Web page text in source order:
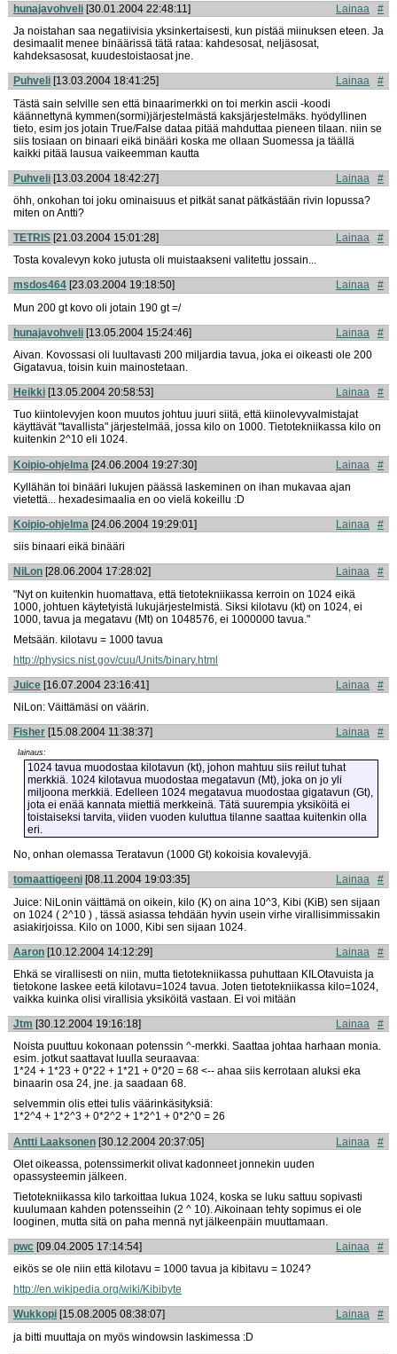
hunajavohveli [30.01.2004 22:48:11] Lainaa
#
Ja noistahan saa negatiivisia yksinkertaisesti, kun pistää miinuksen eteen. Ja
desimaalit menee binäärissä tätä rataa: kahdesosat, neljäsosat,
kahdeksasosat, kuudestoistaosat jne.
Puhveli [13.03.2004 18:41:25] Lainaa
#
Tästä sain selville sen että binaarimerkki on toi merkin ascii -koodi
käännettynä kymmen(sormi)järjestelmästä kaksjärjestelmäks. hyödyllinen
tieto, esim jos jotain True/False dataa pitää mahduttaa pieneen tilaan. niin se
siis tosiaan on binaari eikä binääri koska me ollaan Suomessa ja täällä
kaikki pitää lausua vaikeemman kautta
Puhveli [13.03.2004 18:42:27] Lainaa
#
öhh, onkohan toi joku ominaisuus et pitkät sanat pätkästään rivin lopussa?
miten on Antti?
TETRIS [21.03.2004 15:01:28] Lainaa
#
Tosta kovalevyn koko jutusta oli muistaakseni valitettu jossain...
msdos464 [23.03.2004 19:18:50] Lainaa
#
Mun 200 gt kovo oli jotain 190 gt =/
hunajavohveli [13.05.2004 15:24:46] Lainaa
#
Aivan. Kovossasi oli luultavasti 200 miljardia tavua, joka ei oikeasti ole 200
Gigatavua, toisin kuin mainostetaan.
Heikki [13.05.2004 20:58:53] Lainaa
#
Tuo kiintolevyjen koon muutos johtuu juuri siitä, että kiinolevyvalmistajat
käyttävät "tavallista" järjestelmää, jossa kilo on 1000. Tietotekniikassa kilo on
kuitenkin 2^10 eli 1024.
Koipio-ohjelma [24.06.2004 19:27:30] Lainaa
#
Kyllähän toi binääri lukujen päässä laskeminen on ihan mukavaa ajan
vietettä... hexadesimaalia en oo vielä kokeillu :D
Koipio-ohjelma [24.06.2004 19:29:01] Lainaa
#
siis binaari eikä binääri
NiLon [28.06.2004 17:28:02] Lainaa
#
"Nyt on kuitenkin huomattava, että tietotekniikassa kerroin on 1024 eikä
1000, johtuen käytetyistä lukujärjestelmistä. Siksi kilotavu (kt) on 1024, ei
1000, tavua ja megatavu (Mt) on 1048576, ei 1000000 tavua."
Metsään. kilotavu = 1000 tavua
http://physics.nist.gov/cuu/Units/binary.html
Juice [16.07.2004 23:16:41] Lainaa
#
NiLon: Väittämäsi on väärin.
Fisher [15.08.2004 11:38:37] Lainaa #
lainaus:
1024 tavua muodostaa kilotavun (kt), johon mahtuu siis reilut tuhat
merkkiä. 1024 kilotavua muodostaa megatavun (Mt), joka on jo yli
miljoona merkkiä. Edelleen 1024 megatavua muodostaa gigatavun (Gt),
jota ei enää kannata miettiä merkkeinä. Tätä suurempia yksiköitä ei
toistaiseksi tarvita, viiden vuoden kuluttua tilanne saattaa kuitenkin olla
eri.
No, onhan olemassa Teratavun (1000 Gt) kokoisia kovalevyjä.
tomaattigeeni [08.11.2004 19:03:35] Lainaa
#
Juice: NiLonin väittämä on oikein, kilo (K) on aina 10^3, Kibi (KiB) sen sijaan
on 1024 ( 2^10 ) , tässä asiassa tehdään hyvin usein virhe virallisimmissakin
asiakirjoissa. Kilo on 1000, Kibi sen sijaan 1024.
Aaron [10.12.2004 14:12:29] Lainaa
#
Ehkä se virallisesti on niin, mutta tietotekniikassa puhuttaan KILOtavuista ja
tietokone laskee eetä kilotavu=1024 tavua. Joten tietotekniikassa kilo=1024,
vaikka kuinka olisi virallisia yksiköitä vastaan. Ei voi mitään
Jtm [30.12.2004 19:16:18] Lainaa
#
Noista puuttuu kokonaan potenssin ^-merkki. Saattaa johtaa harhaan monia.
esim. jotkut saattavat luulla seuraavaa:
1*24 + 1*23 + 0*22 + 1*21 + 0*20 = 68 <-- ahaa siis kerrotaan aluksi eka
binaarin osa 24, jne. ja saadaan 68.
selvemmin olis ettei tulis väärinkäsityksiä:
1*2^4 + 1*2^3 + 0*2^2 + 1*2^1 + 0*2^0 = 26
Antti Laaksonen [30.12.2004 20:37:05] Lainaa
#
Olet oikeassa, potenssimerkit olivat kadonneet jonnekin uuden
opassysteemin jälkeen.
Tietotekniikassa kilo tarkoittaa lukua 1024, koska se luku sattuu sopivasti
kuulumaan kahden potensseihin (2 ^ 10). Aikoinaan tehty sopimus ei ole
looginen, mutta sitä on paha mennä nyt jälkeenpäin muuttamaan.
pwc [09.04.2005 17:14:54] Lainaa
#
eikös se ole niin että kilotavu = 1000 tavua ja kibitavu = 1024?
http://en.wikipedia.org/wiki/Kibibyte
Wukkopi [15.08.2005 08:38:07] Lainaa
#
ja bitti muuttaja on myös windowsin laskimessa :D